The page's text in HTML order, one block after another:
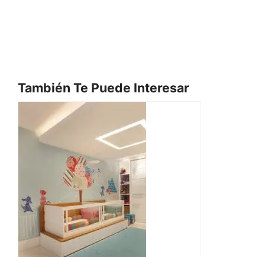
También Te Puede Interesar